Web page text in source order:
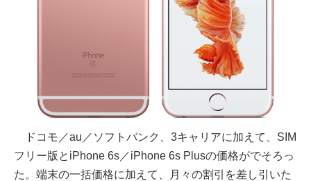
ドコモ／au／ソフトバンク、3キャリアに加えて、SIM
フリー版とiPhone 6s／iPhone 6s Plusの価格がでそろっ
た。端末の一括価格に加えて、月々の割引を差し引いた